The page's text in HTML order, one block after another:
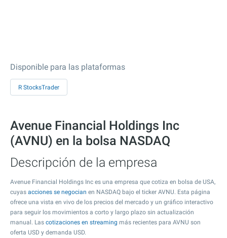
Disponible para las plataformas
R StocksTrader
Avenue Financial Holdings Inc
(AVNU) en la bolsa NASDAQ
Descripción de la empresa
Avenue Financial Holdings Inc es una empresa que cotiza en bolsa de USA,
cuyas acciones se negocian en NASDAQ bajo el ticker AVNU. Esta página
ofrece una vista en vivo de los precios del mercado y un gráfico interactivo
para seguir los movimientos a corto y largo plazo sin actualización
manual. Las cotizaciones en streaming más recientes para AVNU son
oferta USD y demanda USD.